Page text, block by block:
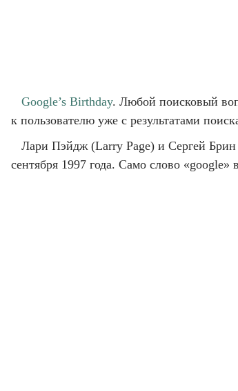
Google’s Birthday. Любой поисковый
к пользователю уже с результатами
Лари Пэйдж (Larry Page) и Сергей Брин
сентября 1997 года. Само слово «google»